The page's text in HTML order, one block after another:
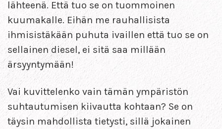
lähteenä. Että tuo se on tuommoinen
kuumakalle. Eihän me rauhallisista
ihmisistäkään puhuta ivaillen että tuo se on
sellainen diesel, ei sitä saa millään
ärsyyntymään!
Vai kuvittelenko vain tämän ympäristön
suhtautumisen kiivautta kohtaan? Se on
täysin mahdollista tietysti, sillä jokainen